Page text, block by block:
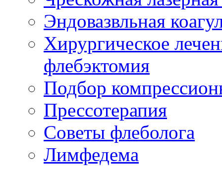
Эндовазвльная
Хирургическое
флебэктомия
Подбор
Прессотерапия
Советы флеболога
Лимфедема